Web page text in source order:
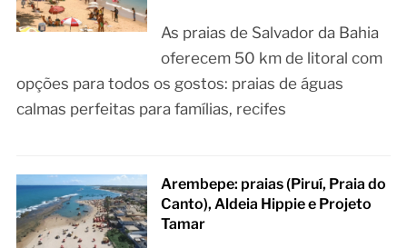
As praias de Salvador da Bahia
oferecem 50 km de litoral com
opções para todos os gostos: praias de águas
calmas perfeitas para famílias, recifes
Arembepe: praias (Piruí, Praia do
Canto), Aldeia Hippie e Projeto
Tamar